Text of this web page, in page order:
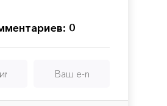
War
0